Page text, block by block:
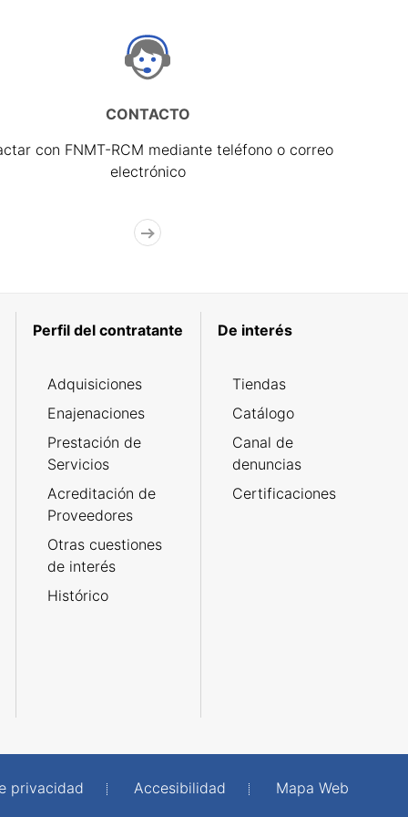
CONTACTO
con FNMT-RCM mediante teléfono o correo
electrónico
Perfil del contratante
Adquisiciones
Enajenaciones
Prestación de
Servicios
Acreditación de
Proveedores
Otras cuestiones
de interés
Histórico
De interés
Tiendas
Catálogo
Canal de
denuncias
Certificaciones
privacidad Accesibilidad
Mapa Web